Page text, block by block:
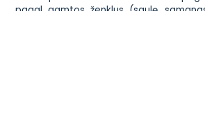
pagal gamtos ženklus (saulę,